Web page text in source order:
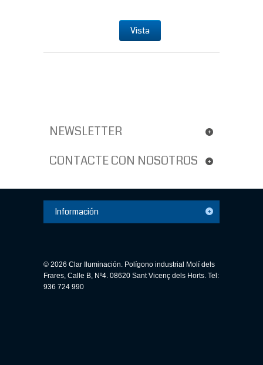
Vista
NEWSLETTER
CONTACTE CON NOSOTROS
Información
© 2026 Clar Iluminación. Polígono industrial Molí dels
Frares, Calle B, Nº4. 08620 Sant Vicenç dels Horts. Tel:
936 724 990